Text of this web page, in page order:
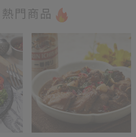
熱門商品